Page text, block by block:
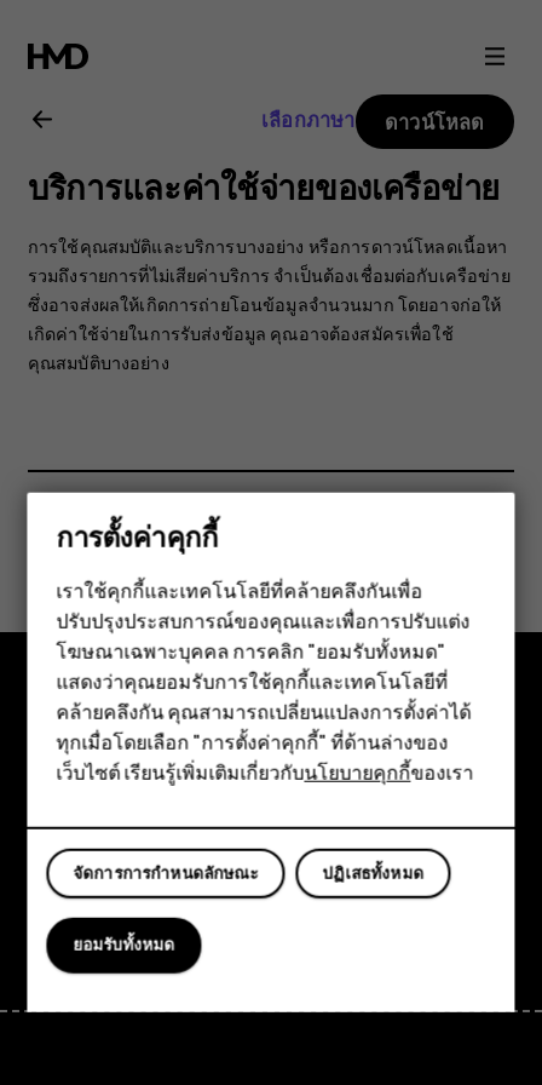
คู่มือ
ผู้
ใช้
Nokia
C10
สมาร์ทโฟน
ฟีเจอร์โฟน
อุปกรณ์เสริม
แท็บเล็ต
เลือกภาษา ดาวน์โหลด
บริการและค่าใช้จ่ายของเครือข่าย
การใช้คุณสมบัติและบริการบางอย่าง หรือการดาวน์โหลดเนื้อหา
รวมถึงรายการที่ไม่เสียค่าบริการ จำเป็นต้องเชื่อมต่อกับเครือข่าย
ซึ่งอาจส่งผลให้เกิดการถ่ายโอนข้อมูลจำนวนมาก โดยอาจก่อให้
เกิดค่าใช้จ่ายในการรับส่งข้อมูล คุณอาจต้องสมัครเพื่อใช้
คุณสมบัติบางอย่าง
ข้อมูลนี้มีประโยชน์กับคุณหรือไม่
ใช่ ไม่
สำรวจ
เกี่ยวกับ
Planet and people
การสนับสนุน
FacebookInstagram
Tiktok
การตั้งค่าคุกกี้
เราใช้คุกกี้และเทคโนโลยีที่คล้ายคลึงกันเพื่อ
ปรับปรุงประสบการณ์ของคุณและเพื่อการปรับแต่ง
โฆษณาเฉพาะบุคคล การคลิก "ยอมรับทั้งหมด"
แสดงว่าคุณยอมรับการใช้คุกกี้และเทคโนโลยีที่
คล้ายคลึงกัน คุณสามารถเปลี่ยนแปลงการตั้งค่าได้
ทุกเมื่อโดยเลือก "การตั้งค่าคุกกี้" ที่ด้านล่างของ
เว็บไซต์ เรียนรู้เพิ่มเติมเกี่ยวกับนโยบายคุกกี้ของเรา
ปฏิเสธทั้งหมด
จัดการการกำหนดลักษณะ
ยอมรับทั้งหมด